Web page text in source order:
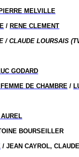
MELVILLE
/ RENE CLEMENT
/ CLAUDE LOURSAIS
GODARD
DE CHAMBRE /
BOURSEILLER
/ JEAN CAYROL,